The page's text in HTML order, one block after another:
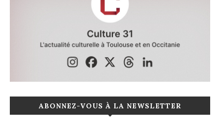
ABONNEZ-VOUS À LA NEWSLETTER